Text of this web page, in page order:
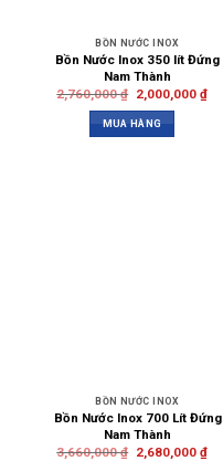
BỒN NƯỚC INOX
Bồn Nước Inox 350 lít Đứng
Nam Thành
2,760,000₫ 2,000,000 ₫
MUA HÀNG
BỒN NƯỚC INOX
Bồn Nước Inox 700 Lít Đứng
Nam Thành
3,660,000₫ 2,680,000 ₫